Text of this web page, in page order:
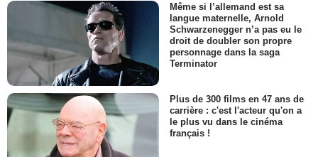
Même si l’allemand est sa
langue maternelle, Arnold
Schwarzenegger n’a pas eu le
droit de doubler son propre
personnage dans la saga
Terminator
Plus de 300 films en 47 ans de
carrière : c'est l'acteur qu'on a
le plus vu dans le cinéma
français !